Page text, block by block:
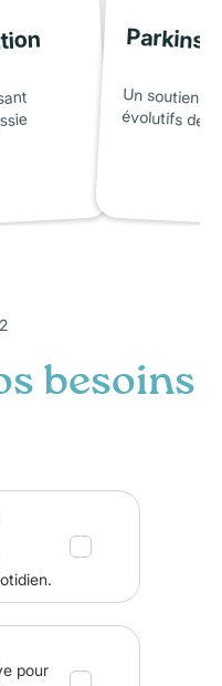
Un soutien
évolutifs de
besoins
pour